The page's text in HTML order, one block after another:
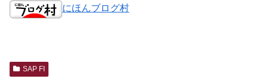
にほんブログ村
SAP FI